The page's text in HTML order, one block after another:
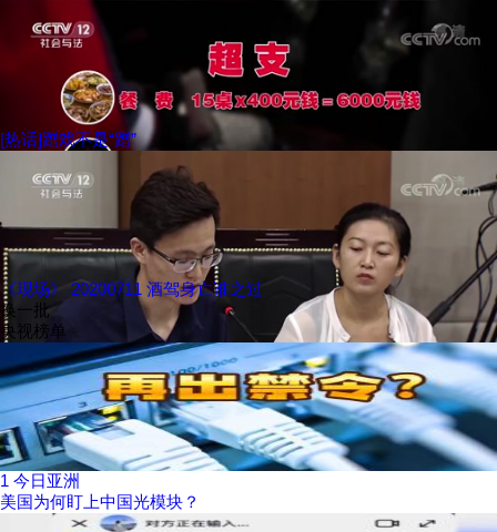
[热话]蹭戏不是“蹭”
《现场》 20200711 酒驾身亡谁之过
换一批
央视榜单
1 今日亚洲
美国为何盯上中国光模块？